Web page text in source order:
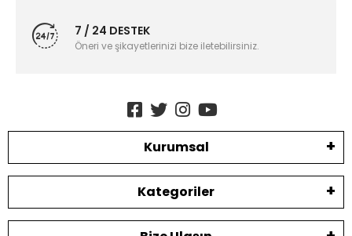
7 / 24 DESTEK
Öneri ve şikayetlerinizi bize iletebilirsiniz.
Kurumsal
Kategoriler